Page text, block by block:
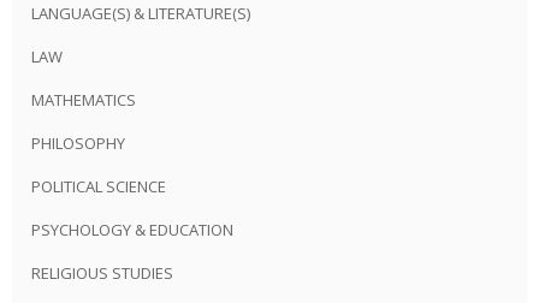
LANGUAGE(S) & LITERATURE(S)
LAW
MATHEMATICS
PHILOSOPHY
POLITICAL SCIENCE
PSYCHOLOGY & EDUCATION
RELIGIOUS STUDIES